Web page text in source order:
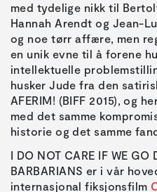
med tydelige nikk til
Hannah Arendt og Jean-
og noe tørr affære, men
en unik evne til å forene
intellektuelle
husker Jude fra den
AFERIM! (BIFF 2015), og
med det samme
historie og det samme
I DO NOT CARE IF WE GO
BARBARIANS er i vår
internasjonal fiksjonsfilm